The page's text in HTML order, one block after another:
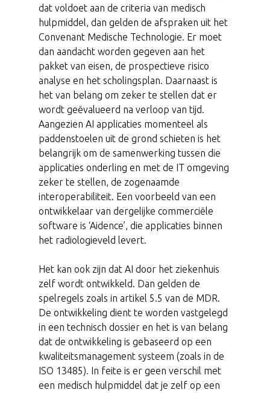
dat voldoet aan de criteria van medisch
hulpmiddel, dan gelden de afspraken uit het
Convenant Medische Technologie. Er moet
dan aandacht worden gegeven aan het
pakket van eisen, de prospectieve risico
analyse en het scholingsplan. Daarnaast is
het van belang om zeker te stellen dat er
wordt geëvalueerd na verloop van tijd.
Aangezien AI applicaties momenteel als
paddenstoelen uit de grond schieten is het
belangrijk om de samenwerking tussen die
applicaties onderling en met de IT omgeving
zeker te stellen, de zogenaamde
interoperabiliteit. Een voorbeeld van een
ontwikkelaar van dergelijke commerciële
software is ‘Aidence’, die applicaties binnen
het radiologieveld levert.
Het kan ook zijn dat AI door het ziekenhuis
zelf wordt ontwikkeld. Dan gelden de
spelregels zoals in artikel 5.5 van de MDR.
De ontwikkeling dient te worden vastgelegd
in een technisch dossier en het is van belang
dat de ontwikkeling is gebaseerd op een
kwaliteitsmanagement systeem (zoals in de
ISO 13485). In feite is er geen verschil met
een medisch hulpmiddel dat je zelf op een